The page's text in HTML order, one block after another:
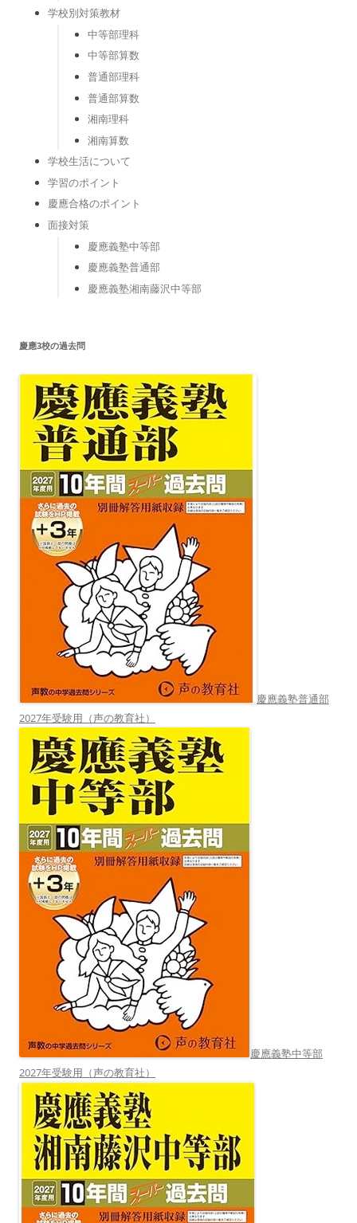
学校別対策教材
中等部理科
中等部算数
普通部理科
普通部算数
湘南理科
湘南算数
学校生活について
学習のポイント
慶應合格のポイント
面接対策
慶應義塾中等部
慶應義塾普通部
慶應義塾湘南藤沢中等部
慶應3校の過去問
慶應義塾普通部
2027年受験用（声の教育社）
慶應義塾中等部
2027年受験用（声の教育社）